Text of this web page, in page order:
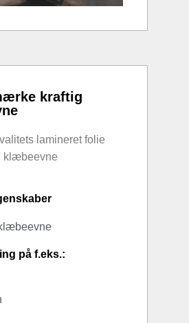
kraftig
lamineret folie
klæbeevne
på f.eks.: